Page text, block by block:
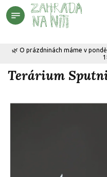
Přejít
na
🌿 O prázdninách máme v
Terárium